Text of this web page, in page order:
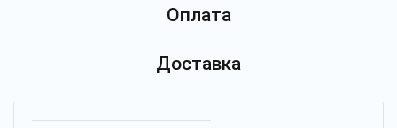
Оплата
Доставка